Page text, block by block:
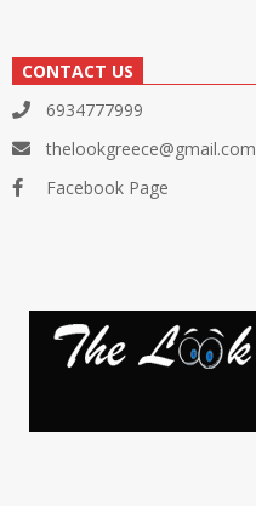
CONTACT US
6934777999
thelookgreece@gmail.com
Facebook Page